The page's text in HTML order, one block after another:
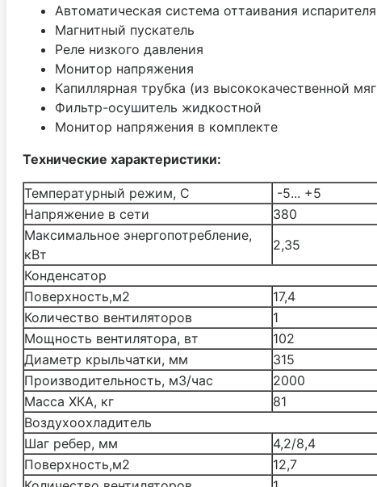
Автоматическая система оттаивания испарителя
Магнитный пускатель
Реле низкого давления
Монитор напряжения
Капиллярная трубка (из высококачественной
Фильтр-осушитель жидкостной
Монитор напряжения в комплекте
Технические характеристики:
Температурный режим, С
-5... +5
Напряжение в сети
380
Maксимальное энергопотребление,
кВт
2,35
Конденсатор
Поверхность,м2
17,4
Количество вентиляторов
1
Мощность вентилятора, вт
102
Диаметр крыльчатки, мм
315
Производительность, м3/час
2000
Масса ХКА, кг
81
Воздухоохладитель
Шаг ребер, мм
4,2/8,4
Поверхность,м2
12,7